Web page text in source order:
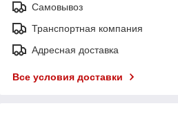
Самовывоз
Транспортная компания
Адресная доставка
Все условия доставки